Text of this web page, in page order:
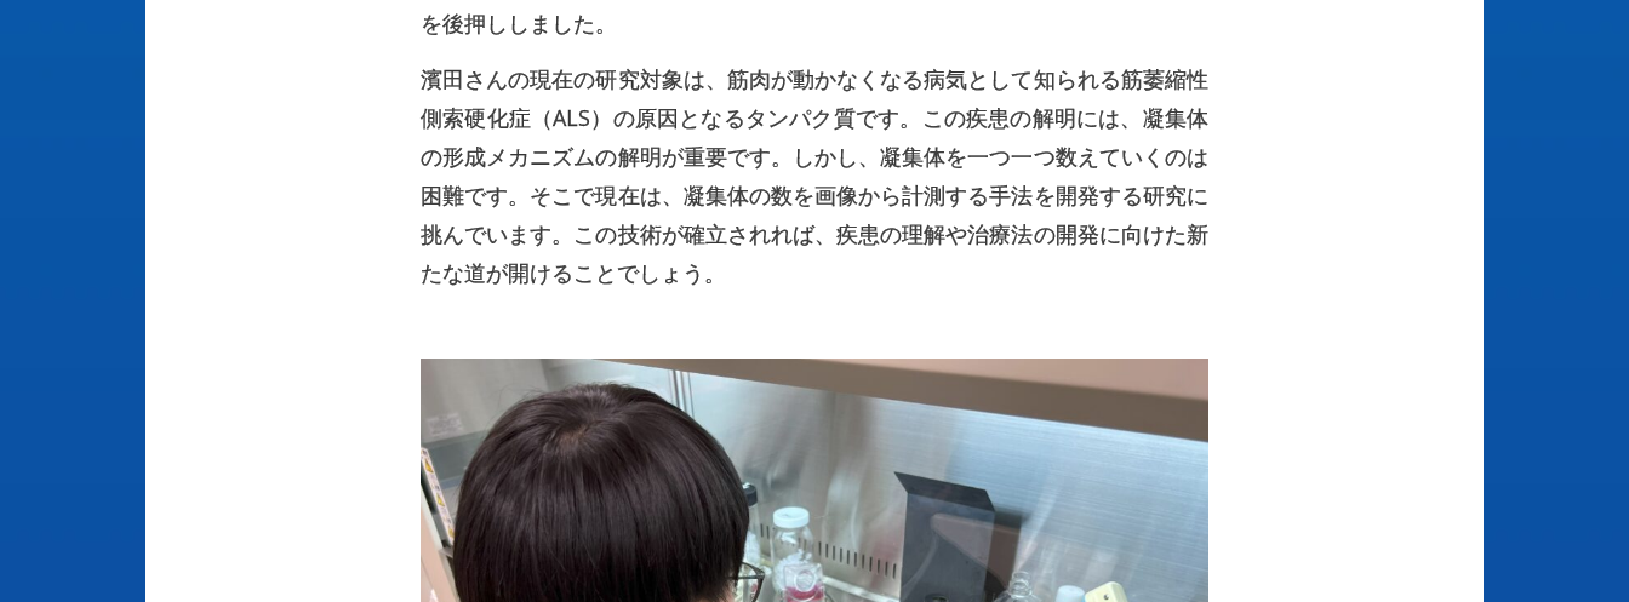
を後押ししました。
濱田さんの現在の研究対象は、筋肉が動かなくなる病気として知られる筋萎縮性
側索硬化症（ALS）の原因となるタンパク質です。この疾患の解明には、凝集体
の形成メカニズムの解明が重要です。しかし、凝集体を一つ一つ数えていくのは
困難です。そこで現在は、凝集体の数を画像から計測する手法を開発する研究に
挑んでいます。この技術が確立されれば、疾患の理解や治療法の開発に向けた新
たな道が開けることでしょう。